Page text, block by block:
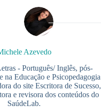
Azevedo
- Português/ Inglês, pós-
na Educação e Psicopedagogia
do site Escritora de Sucesso,
e revisora dos conteúdos do
SaúdeLab.